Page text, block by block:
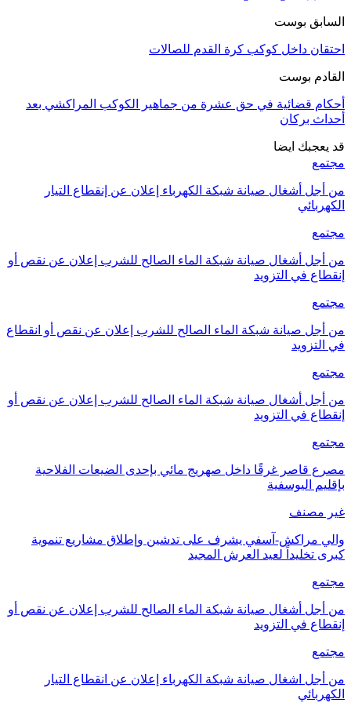
بوست
داخل كوكب كرة القدم للصالات
بوست
قضائية في حق عشرة من جماهير الكوكب المراكشي بعد
بركان
ايضا
أشغال صيانة شبكة الكهرباء إعلان عن إنقطاع التيار
أشغال صيانة شبكة الماء الصالح للشرب إعلان عن نقص أو
في التزويد
صيانة شبكة الماء الصالح للشرب إعلان عن نقص أو انقطاع
أشغال صيانة شبكة الماء الصالح للشرب إعلان عن نقص أو
في التزويد
قاصر غرقًا داخل صهريج مائي بإحدى الضيعات الفلاحية
اليوسفية
مراكش-آسفي يشرف على تدشين وإطلاق مشاريع تنموية
لعيد العرش المجيد
أشغال صيانة شبكة الماء الصالح للشرب إعلان عن نقص أو
في التزويد
اشغال صيانة شبكة الكهرباء إعلان عن انقطاع التيار